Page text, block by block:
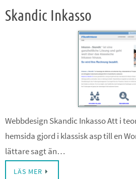
Skandic Inkasso
Webbdesign Skandic Inkasso Att i
hemsida gjord i klassisk asp till en
lättare sagt än…
LÄS MER